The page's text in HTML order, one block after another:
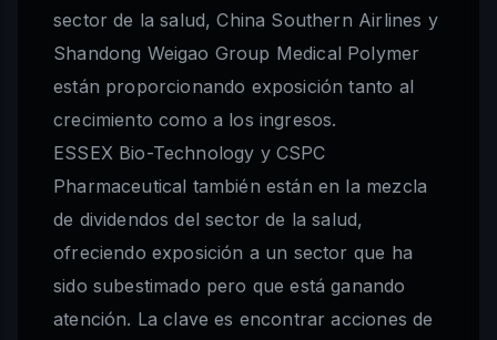
sector de la salud, China Southern Airlines y
Shandong Weigao Group Medical Polymer
están proporcionando exposición tanto al
crecimiento como a los ingresos.
ESSEX Bio-Technology y CSPC
Pharmaceutical también están en la mezcla
de dividendos del sector de la salud,
ofreciendo exposición a un sector que ha
sido subestimado pero que está ganando
atención. La clave es encontrar acciones de